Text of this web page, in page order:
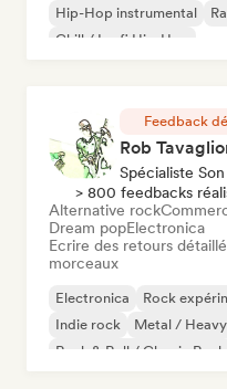
Hip-Hop instrumental
Chill / Lo-fi Hip-Hop
Feedback
Rob
Spécialiste Son
> 800 feedbacks
Alternative rock
Dream popElectronica
Ecrire des retours
morceaux
Electronica Rock
Indie rock
Metal /
Rock & Roll / Classic Rock